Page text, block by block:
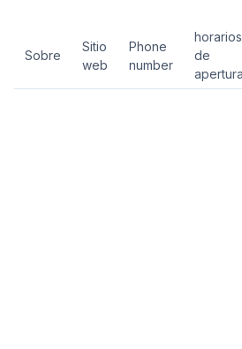
Sobre
Sitio
web
Phone
number
horarios
de
apertura